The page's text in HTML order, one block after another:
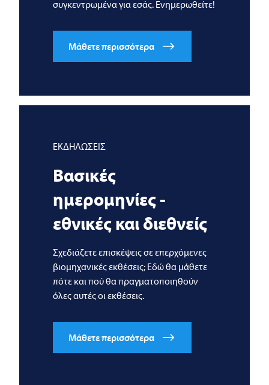
συγκεντρωμένα για εσάς. Ενημερωθείτε!
Μάθετε περισσότερα
ΕΚΔΗΛΩΣΕΙΣ
Βασικές
ημερομηνίες -
εθνικές και διεθνείς
Σχεδιάζετε επισκέψεις σε επερχόμενες
βιομηχανικές εκθέσεις; Εδώ θα μάθετε
πότε και πού θα πραγματοποιηθούν
όλες αυτές οι εκθέσεις.
Μάθετε περισσότερα